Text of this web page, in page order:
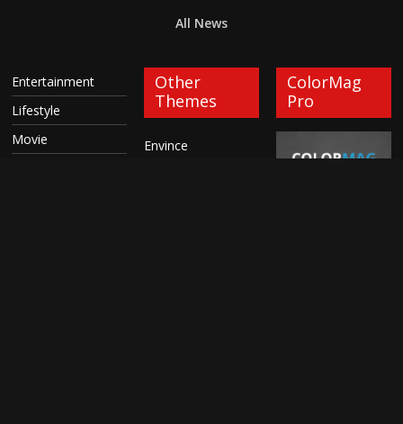
All News
Entertainment
Lifestyle
Movie
Other
Themes
Envince
ColorMag
Pro